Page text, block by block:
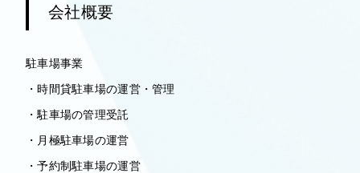
会社概要
駐車場事業
・時間貸駐車場の運営・管理
・駐車場の管理受託
・月極駐車場の運営
・予約制駐車場の運営